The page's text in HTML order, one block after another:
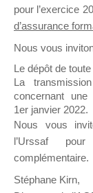
sur
ou
NB : Il
pouvoir
pour l’exercice
d’assurance
Nous vous
Le dépôt de
La
concernant
1er janvier 2022.
Nous vous
l’Urssaf
complémentaire.
Stéphane Kirn,